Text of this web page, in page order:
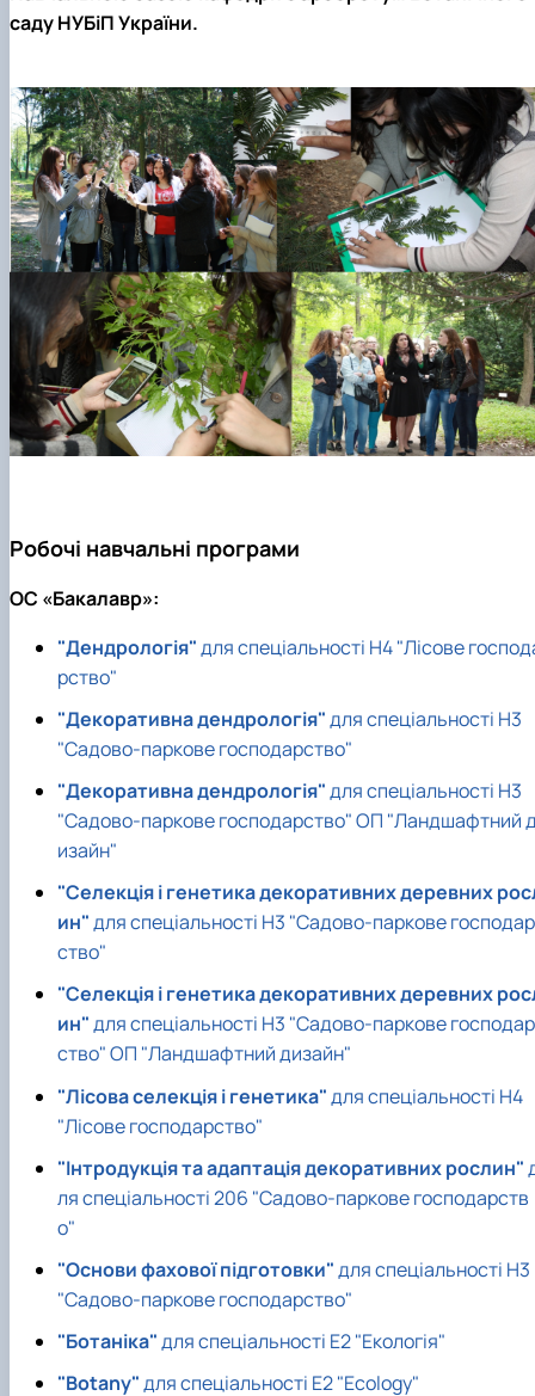
саду НУБіП України.
Робочі навчальні програми
ОC «Бакалавр»:
"Дендрологія"для спеціальності Н4 "Лісове
рство"
"Декоративна дендрологія"для спеціальності Н3
"Садово-паркове господарство"
"Декоративна дендрологія"для спеціальності Н3
"Садово-паркове господарство" ОП "Ландшафтний
изайн"
"Селекція і генетика декоративних деревних
ин"для спеціальності Н3 "Садово-паркове господар
ство"
"Селекція і генетика декоративних деревних
ин"для спеціальності Н3 "Садово-паркове господар
ство" ОП "Ландшафтний дизайн"
"Лісова селекція і генетика"для спеціальності Н4
"Лісове господарство"
"Інтродукція та адаптація декоративних рослин"
ля спеціальності 206 "Садово-паркове господарств
о"
"Основи фахової підготовки"для спеціальності Н3
"Садово-паркове господарство"
"Ботаніка"для спеціальності Е2 "Екологія"
"Botany"для спеціальності Е2 "Ecology"